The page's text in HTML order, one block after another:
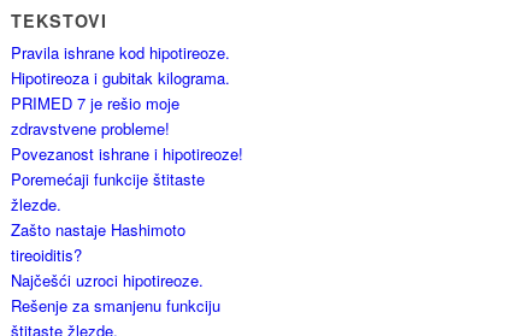
TEKSTOVI
Pravila ishrane kod hipotireoze.
Hipotireoza i gubitak kilograma.
PRIMED 7 je rešio moje
zdravstvene probleme!
Povezanost ishrane i hipotireoze!
Poremećaji funkcije štitaste
žlezde.
Zašto nastaje Hashimoto
tireoiditis?
Najčešći uzroci hipotireoze.
Rešenje za smanjenu funkciju
štitaste žlezde.